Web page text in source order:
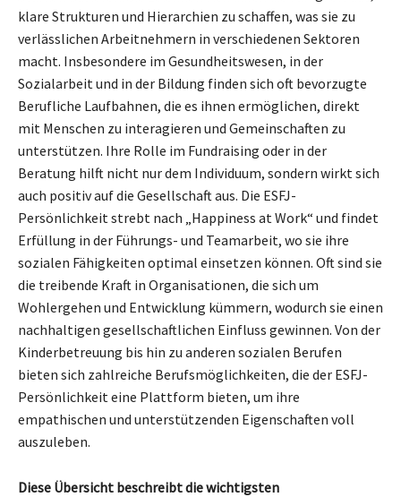
klare Strukturen und Hierarchien zu schaffen, was sie zu
verlässlichen Arbeitnehmern in verschiedenen Sektoren
macht. Insbesondere im Gesundheitswesen, in der
Sozialarbeit und in der Bildung finden sich oft bevorzugte
Berufliche Laufbahnen, die es ihnen ermöglichen, direkt
mit Menschen zu interagieren und Gemeinschaften zu
unterstützen. Ihre Rolle im Fundraising oder in der
Beratung hilft nicht nur dem Individuum, sondern wirkt sich
auch positiv auf die Gesellschaft aus. Die ESFJ-
Persönlichkeit strebt nach „Happiness at Work“ und findet
Erfüllung in der Führungs- und Teamarbeit, wo sie ihre
sozialen Fähigkeiten optimal einsetzen können. Oft sind sie
die treibende Kraft in Organisationen, die sich um
Wohlergehen und Entwicklung kümmern, wodurch sie einen
nachhaltigen gesellschaftlichen Einfluss gewinnen. Von der
Kinderbetreuung bis hin zu anderen sozialen Berufen
bieten sich zahlreiche Berufsmöglichkeiten, die der ESFJ-
Persönlichkeit eine Plattform bieten, um ihre
empathischen und unterstützenden Eigenschaften voll
auszuleben.
Diese Übersicht beschreibt die wichtigsten